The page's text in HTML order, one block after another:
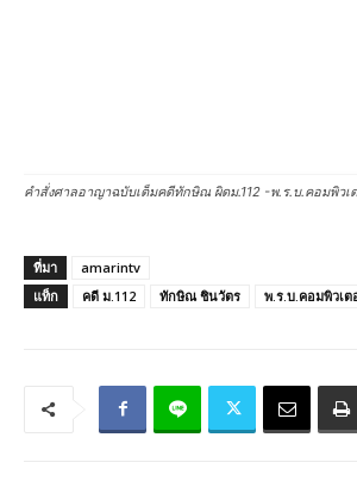
คำสั่งศาลอาญาฉบับเต็มคดีทักษิณ ผิดม.112 -พ.ร.บ.คอมพิวเ
ที่มา
amarintv
แท็ก
คดี ม.112 ทักษิณ ชินวัตร พ.ร.บ.คอมพิวเต